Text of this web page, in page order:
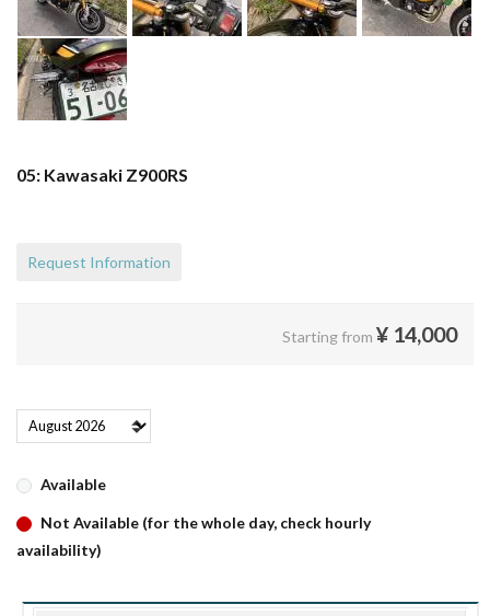
05: Kawasaki Z900RS
Request Information
Starting from ¥ 14,000
Available
Not Available (for the whole day, check hourly
availability)